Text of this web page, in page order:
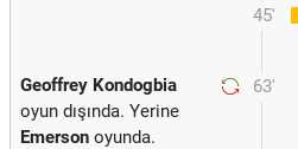
45'
63'
Geoffrey Kondogbia
oyun dışında. Yerine
Emerson oyunda.